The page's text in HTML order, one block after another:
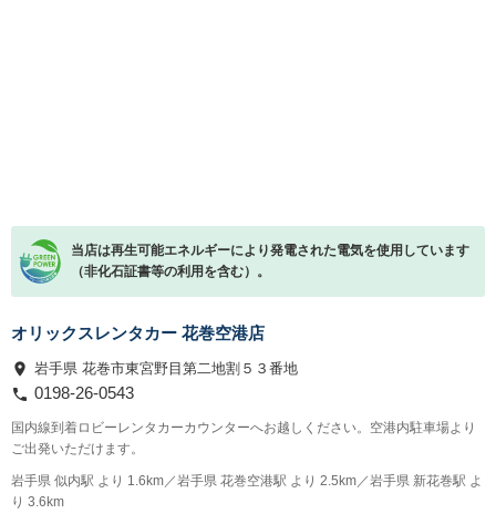
当店は再生可能エネルギーにより発電された電気を使用しています
（非化石証書等の利用を含む）。
オリックスレンタカー 花巻空港店
岩手県 花巻市東宮野目第二地割５３番地
0198-26-0543
国内線到着ロビーレンタカーカウンターへお越しください。空港内駐車場より
ご出発いただけます。
岩手県 似内駅 より 1.6km／岩手県 花巻空港駅 より 2.5km／岩手県 新花巻駅 よ
り 3.6km